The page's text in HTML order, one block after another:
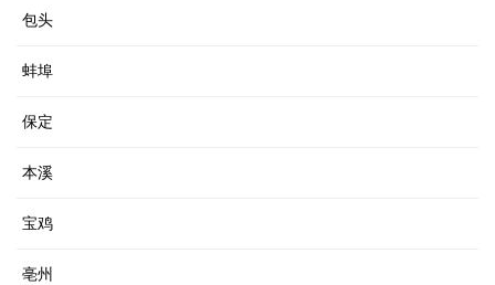
包头
蚌埠
保定
本溪
宝鸡
亳州